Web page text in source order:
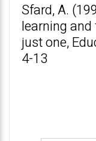
Sfard, A.
learning
just one,
4-13